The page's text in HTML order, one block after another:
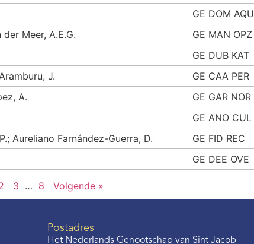
GE DOM AQU
Meer, A.E.G. GE MAN OPZ
GE DUB KAT
J. GE CAA PER
A. GE GAR NOR
GE ANO CUL
Aureliano Farnández-Guerra, D. GE FID REC
GE DEE OVE
3 … 8 Volgende »
Postadres
Het Nederlands Genootschap van Sint Jacob